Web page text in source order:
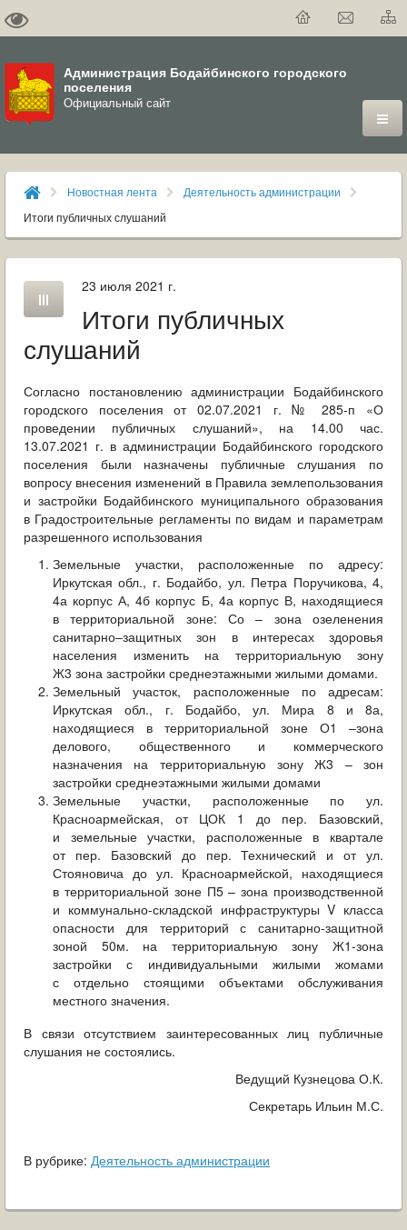
Администрация Бодайбинского городского
поселения
Официальный сайт
ГОРОД
ДУМА
ВЛАСТЬ
ДОКУМЕНТЫ
ОФИЦИАЛЬНЫЙ ВЕСТНИК БОДАЙБО
ОБРАЩЕНИЯ ГРАЖДАН
ГРАДОСТРОИТЕЛЬНАЯ ДЕЯТЕЛЬНОСТЬ
ИНФОРМИРОВАНИЕ НАСЕЛЕНИЯ
ДЕЯТЕЛЬНОСТЬ ПРОКУРАТУРЫ
МУНИЦИПАЛЬНЫЙ КОНТРОЛЬ
ПОИСК ПО САЙТУ
Новостная лента
Деятельность администрации
Итоги публичных слушаний
23 июля 2021 г.
Итоги публичных
слушаний
Согласно постановлению администрации Бодайбинского
городского поселения от 02.07.2021 г. № 285-п «О
проведении публичных слушаний», на 14.00 час.
13.07.2021 г. в администрации Бодайбинского городского
поселения были назначены публичные слушания по
вопросу внесения изменений в Правила землепользования
и застройки Бодайбинского муниципального образования
в Градостроительные регламенты по видам и параметрам
разрешенного использования
Земельные участки, расположенные по адресу:
Иркутская обл., г. Бодайбо, ул. Петра Поручикова, 4,
4а корпус А, 4б корпус Б, 4а корпус В, находящиеся
в территориальной зоне: Со – зона озеленения
санитарно–защитных зон в интересах здоровья
населения изменить на территориальную зону
Ж3 зона застройки среднеэтажными жилыми домами.
Земельный участок, расположенные по адресам:
Иркутская обл., г. Бодайбо, ул. Мира 8 и 8а,
находящиеся в территориальной зоне О1 –зона
делового, общественного и коммерческого
назначения на территориальную зону Ж3 – зон
застройки среднеэтажными жилыми домами
Земельные участки, расположенные по ул.
Красноармейская, от ЦОК 1 до пер. Базовский,
и земельные участки, расположенные в квартале
от пер. Базовский до пер. Технический и от ул.
Стояновича до ул. Красноармейской, находящиеся
в территориальной зоне П5 – зона производственной
и коммунально-складской инфраструктуры V класса
опасности для территорий с санитарно-защитной
зоной 50м. на территориальную зону Ж1-зона
застройки с индивидуальными жилыми жомами
с отдельно стоящими объектами обслуживания
местного значения.
В связи отсутствием заинтересованных лиц публичные
слушания не состоялись.
Ведущий Кузнецова О.К.
Секретарь Ильин М.С.
В рубрике: Деятельность администрации